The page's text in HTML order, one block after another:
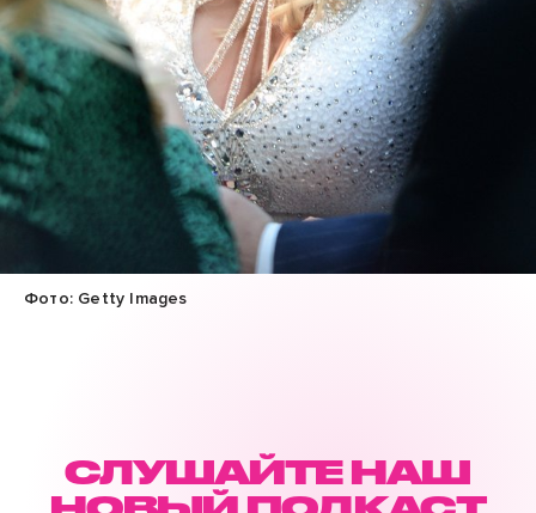
Фото: Getty Images
СЛУШАЙТЕ НАШ